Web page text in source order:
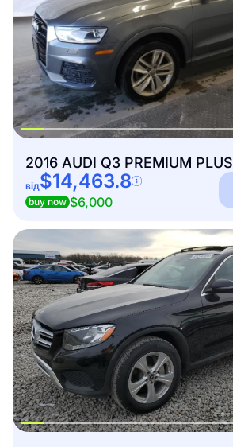
2016 AUDI Q3 PREMIUM PLUS
від$14,463.8
buy now $6,000